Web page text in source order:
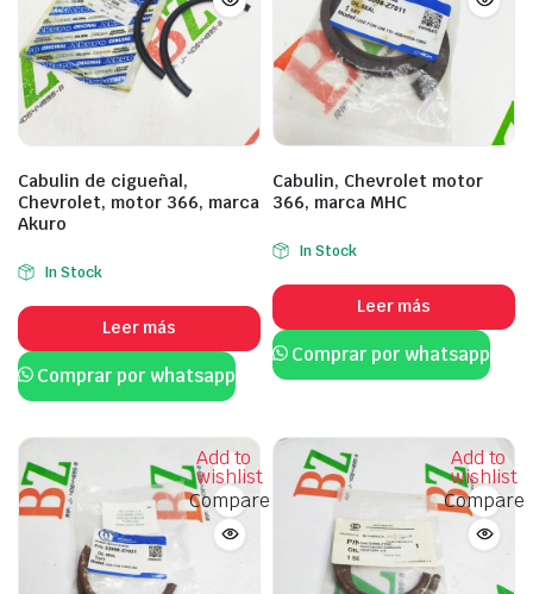
Cabulin de cigueñal,
Chevrolet, motor 366, marca
Akuro
In Stock
Leer más
Comprar por whatsapp
Cabulin, Chevrolet motor
366, marca MHC
In Stock
Leer más
Comprar por whatsapp
Add to
wishlist
Compare
Add to
wishlist
Compare